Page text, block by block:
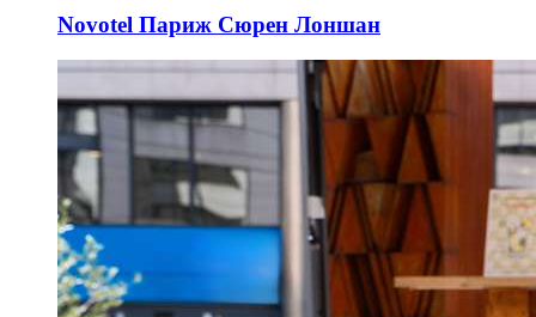
Novotel Париж Сюрен Лоншан